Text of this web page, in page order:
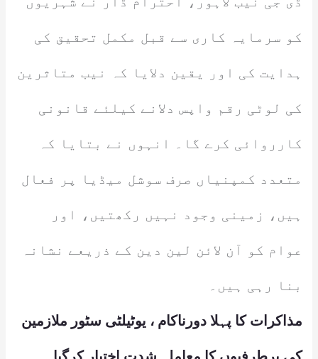
کو سرمایہ کاری سے قبل مکمل تحقیق کی
ہدایت کی اور یقین دلایا کہ نیب متاثرین
کی لوٹی رقم واپس دلانے کیلئے قانونی
کارروائی کرے گا۔ انہوں نے بتایا کہ
متعدد کمپنیاں صرف سوشل میڈیا پر فعال
ہیں، زمینی وجود نہیں رکھتیں، اور
عوام کو آن لائن لین دین کے ذریعے نشانہ
بنا رہی ہیں۔
مذاکرات کا پہلا دورناکام ، یوٹیلٹی سٹور ملازمین